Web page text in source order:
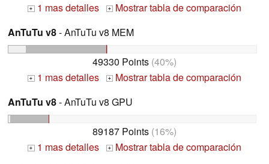
+ 1 mas detalles +
Mostrar tabla de comparación
AnTuTu v8- AnTuTu v8 MEM
49330 Points (40%)
+ 1 mas detalles +
Mostrar tabla de comparación
AnTuTu v8- AnTuTu v8 GPU
89187 Points (16%)
+ 1 mas detalles +
Mostrar tabla de comparación